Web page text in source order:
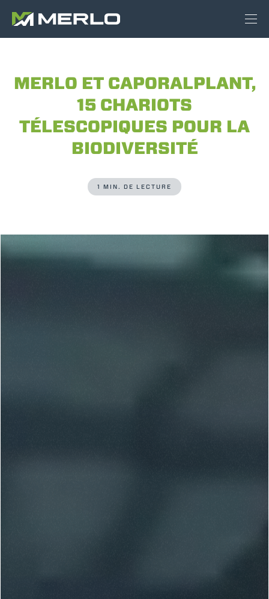
MERLO ET CAPORALPLANT,
15 CHARIOTS
TÉLESCOPIQUES POUR LA
BIODIVERSITÉ
1 MIN. DE LECTURE